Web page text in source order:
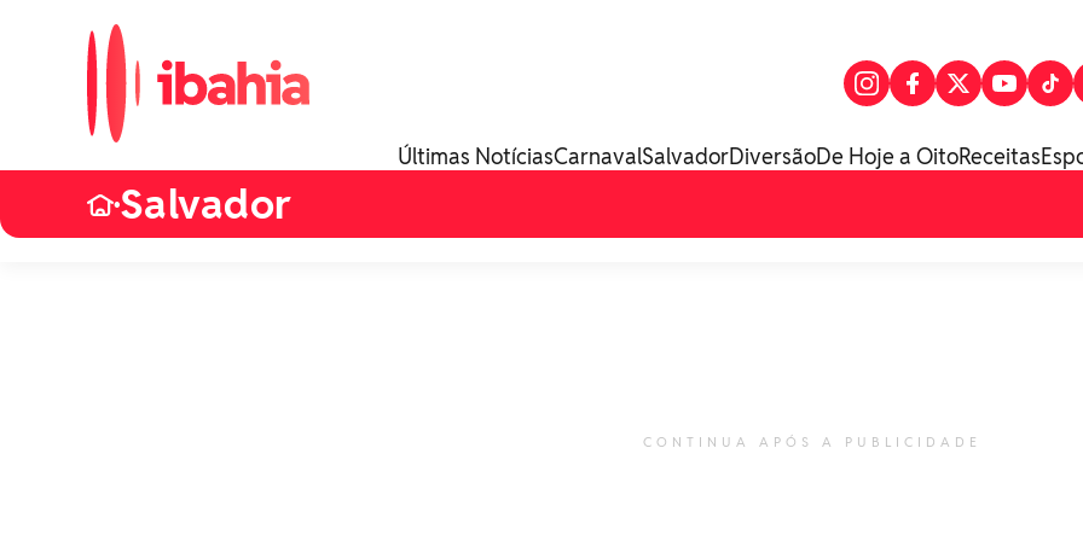
Últimas NotíciasCarnavalSalvadorDiversãoDe Hoje a OitoReceitas
•Salvador
CONTINUA APÓS A PUBLICIDADE